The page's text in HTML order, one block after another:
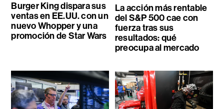
Burger King dispara sus
ventas en EE.UU. con un
nuevo Whopper y una
promoción de Star Wars
La acción más rentable
del S&P 500 cae con
fuerza tras sus
resultados: qué
preocupa al mercado